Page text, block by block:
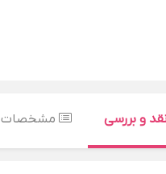
و بررسی مشخصات